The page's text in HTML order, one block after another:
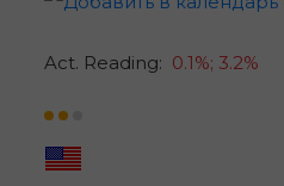
Act. Reading: 0.1%; 3.2%